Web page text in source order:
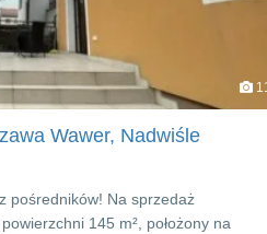
Wawer, Nadwiśle
pośredników! Na sprzedaż
145 m², położony na